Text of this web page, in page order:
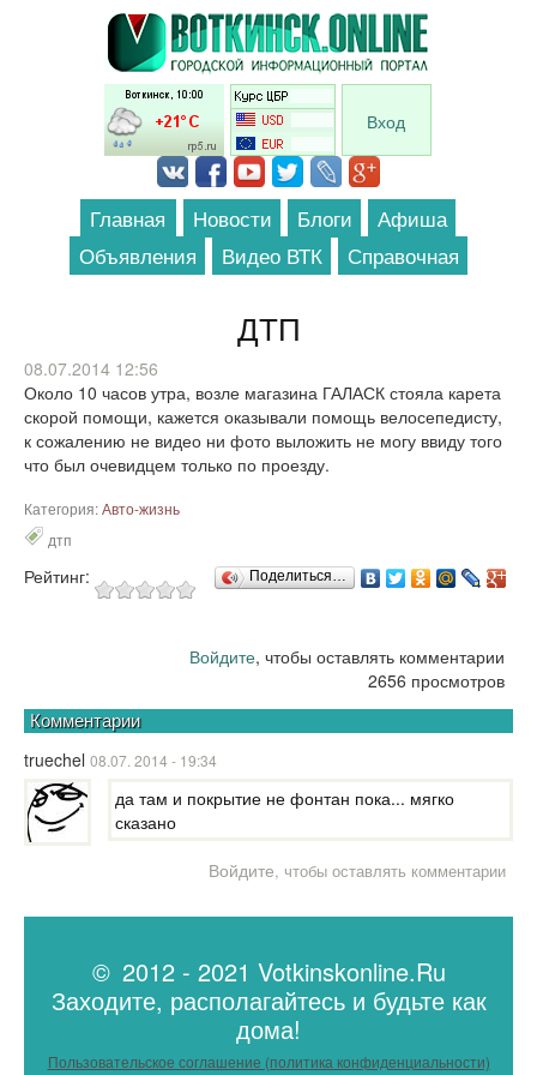
Перейти к основному содержанию
Вход
Главная Новости Блоги
Афиша
Объявления
Видео ВТК Справочная
ДТП
08.07.2014 12:56
Около 10 часов утра, возле магазина ГАЛАСК стояла карета
скорой помощи, кажется оказывали помощь велосепедисту,
к сожалению не видео ни фото выложить не могу ввиду того
что был очевидцем только по проезду.
Категория:Авто-жизнь
дтп
Рейтинг: Поделиться…
Войдите, чтобы оставлять комментарии
2656 просмотров
Комментарии
truechel 08.07. 2014 - 19:34
да там и покрытие не фонтан пока... мягко
сказано
Войдите, чтобы оставлять комментарии
© 2012 - 2021 Votkinskonline.Ru
Заходите, располагайтесь и будьте как
дома!
Пользовательское соглашение (политика конфиденциальности)